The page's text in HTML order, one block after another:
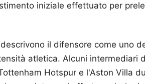
iniziale effettuato per
il difensore come uno
atletica. Alcuni intermediari
Hotspur e l'Aston Villa